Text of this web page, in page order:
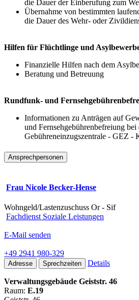
die Dauer der Einberufung zum
Übernahme von bestimmten
die Dauer des Wehr- oder
Hilfen für Flüchtlinge und
Finanzielle Hilfen nach dem
Beratung und Betreuung
Rundfunk- und
Informationen zu Anträgen auf
und Fernsehgebührenbefreiung bei
Gebühreneinzugszentrale - GEZ -
Ansprechpersonen
Frau Nicole Becker-Hense
Wohngeld/Lastenzuschuss Or - Sif
Fachdienst Soziale Leistungen
E-Mail senden
+49 2941 980-329
Adresse Sprechzeiten Details
Verwaltungsgebäude Geiststr. 46
Raum: E.19